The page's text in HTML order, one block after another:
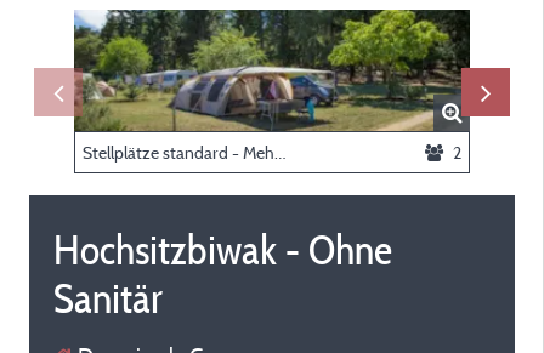
2
Hochsitzbiwak - Ohne
Sanitär